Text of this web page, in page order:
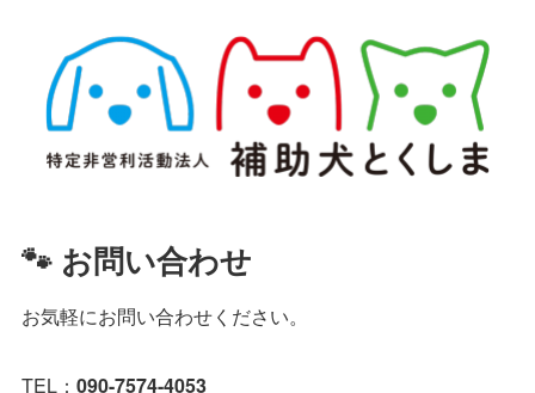
🐾 お問い合わせ
お気軽にお問い合わせください。
TEL：090-7574-4053